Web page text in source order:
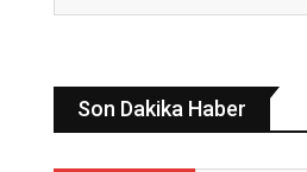
Son Dakika Haber